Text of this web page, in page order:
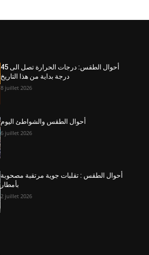
أحوال الطقس: درجات الحرارة تصل الى 45
درجة بداية من هذا التاريخ
8 juillet 2026
أحوال الطقس والشواطئ اليوم
6 juillet 2026
أحوال الطقس : تقلبات جوية مرتقبة مصحوبة
بأمطار
2 juillet 2026